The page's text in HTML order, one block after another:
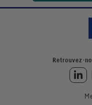
Retrouvez-